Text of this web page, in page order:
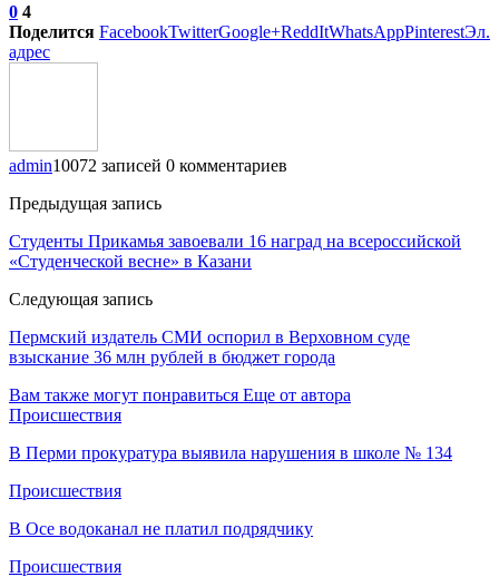
0 4
Поделится FacebookTwitterGoogle+ReddItWhatsAppPinterestЭл.
адрес
admin10072 записей 0 комментариев
Предыдущая запись
Студенты Прикамья завоевали 16 наград на всероссийской
«Студенческой весне» в Казани
Следующая запись
Пермский издатель СМИ оспорил в Верховном суде
взыскание 36 млн рублей в бюджет города
Вам также могут понравиться Еще от автора
Происшествия
В Перми прокуратура выявила нарушения в школе № 134
Происшествия
В Осе водоканал не платил подрядчику
Происшествия